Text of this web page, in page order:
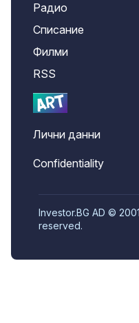
Радио
Списание
Филми
RSS
Лични данни
Confidentiality
Investor.BG AD ©
reserved.